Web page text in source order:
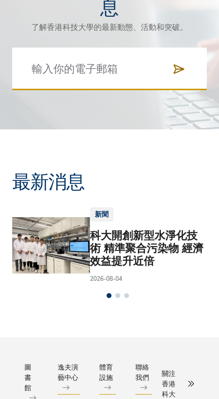
息
了解香港科技大學的最新動態、活動和突破。
最新消息
新聞
科大開創新型水淨化技
術 精準聚合污染物 經濟
效益提升近倍
2026-08-04
圖
書
館
逸夫演
藝中心
體育
設施
聯絡
我們
關注
香港
科大